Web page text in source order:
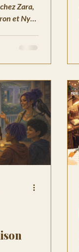
Zara,
et Nyx :